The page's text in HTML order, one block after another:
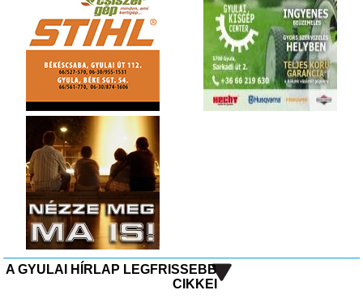
A GYULAI HÍRLAP LEGFRISSEBB
CIKKEI